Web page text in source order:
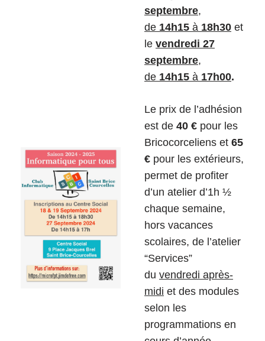
septembre,
de 14h15 à 18h30 et
le vendredi 27
septembre,
de 14h15 à 17h00.
Le prix de l’adhésion
est de 40 € pour les
Bricocorceliens et 65
€ pour les extérieurs,
permet de profiter
d’un atelier d’1h ½
chaque semaine,
hors vacances
scolaires, de l’atelier
“Services”
du vendredi après-
midi et des modules
selon les
programmations en